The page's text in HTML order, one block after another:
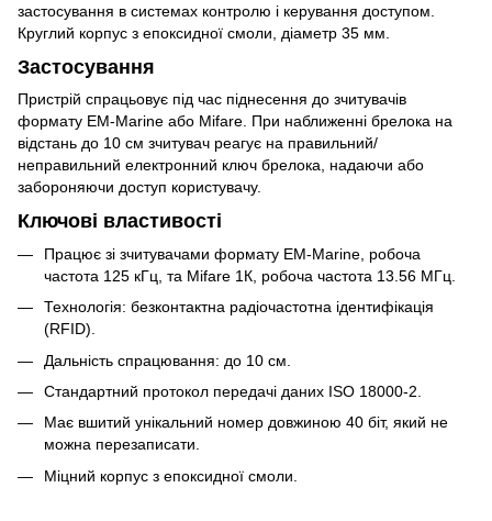
застосування в системах контролю і керування доступом.
Круглий корпус з епоксидної смоли, діаметр 35 мм.
Застосування
Пристрій спрацьовує під час піднесення до зчитувачів
формату EM-Marine або Mifare. При наближенні брелока на
відстань до 10 см зчитувач реагує на правильний/
неправильний електронний ключ брелока, надаючи або
забороняючи доступ користувачу.
Ключові властивості
Працює зі зчитувачами формату EM-Marine, робоча
частота 125 кГц, та Mifare 1К, робоча частота 13.56 МГц.
Технологія: безконтактна радіочастотна ідентифікація
(RFID).
Дальність спрацювання: до 10 см.
Стандартний протокол передачі даних ISO 18000-2.
Має вшитий унікальний номер довжиною 40 біт, який не
можна перезаписати.
Міцний корпус з епоксидної смоли.